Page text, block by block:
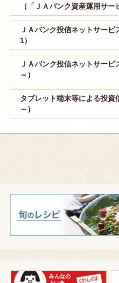
（「ＪＡバンク資産運用サー
ＪＡバンク投信ネットサービ
1）
ＪＡバンク投信ネットサービ
～）
タブレット端末等による投資
～）